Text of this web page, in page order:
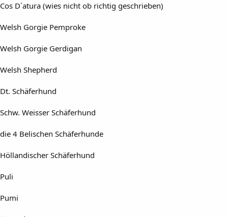
Cos D´atura (wies nicht ob richtig geschrieben)
Welsh Gorgie Pemproke
Welsh Gorgie Gerdigan
Welsh Shepherd
Dt. Schäferhund
Schw. Weisser Schäferhund
die 4 Belischen Schäferhunde
Höllandischer Schäferhund
Puli
Pumi